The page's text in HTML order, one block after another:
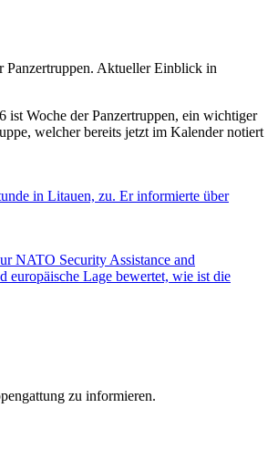
Panzertruppen. Aktueller Einblick in
ist Woche der Panzertruppen, ein wichtiger
welcher bereits jetzt im Kalender notiert
in Litauen, zu. Er informierte über
NATO Security Assistance and
europäische Lage bewertet, wie ist die
zu informieren.